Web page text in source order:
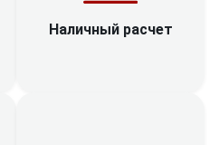
Наличный расчет